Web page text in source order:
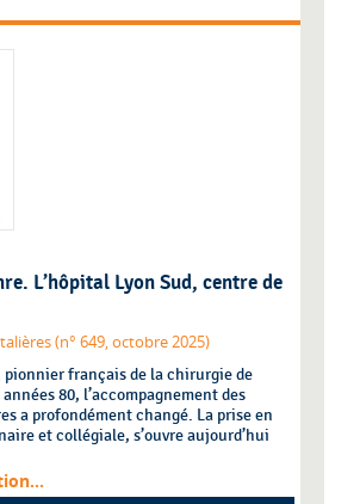
L’hôpital Lyon Sud, centre de
(n° 649, octobre 2025)
pionnier français de la chirurgie de
80, l’accompagnement des
a profondément changé. La prise en
et collégiale, s’ouvre aujourd’hui